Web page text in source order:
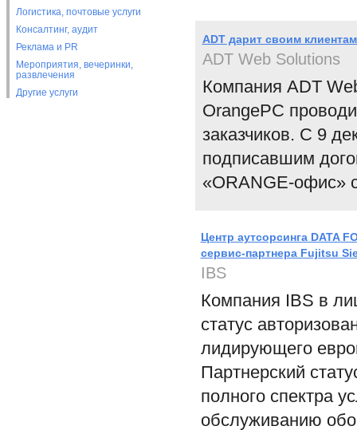
Логистика, почтовые услуги
Консалтинг, аудит
Реклама и PR
Мероприятия, вечеринки,
развлечения
Другие услуги
ADT дарит своим
ADT Web Solutions
Компания ADT
OrangePC
заказчиков. С 9
подписавшим
«ORANGE-офис»
Центр аутсорсинга DATA
сервис-партнера Fujitsu
IBS
Компания IBS в
статус
лидирующего
Партнерский
полного спектра
обслуживанию